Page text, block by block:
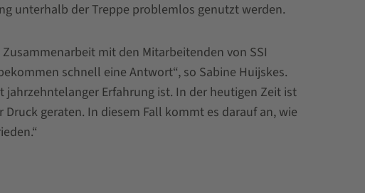
unterhalb der Treppe problemlos genutzt werden.
mit den Mitarbeitenden von SSI
schnell eine Antwort“, so Sabine Huijskes.
jahrzehntelanger Erfahrung ist. In der heutigen Zeit ist
geraten. In diesem Fall kommt es darauf an, wie